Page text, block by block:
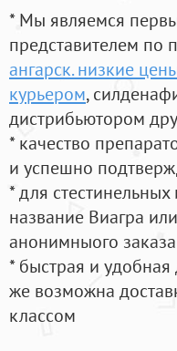
* Мы являемся
представителем
ангарск. низкие
курьером,
дистрибьютором
* качество
и успешно
* для
название Виагра
анонимныого
* быстрая и
же возможна
классом